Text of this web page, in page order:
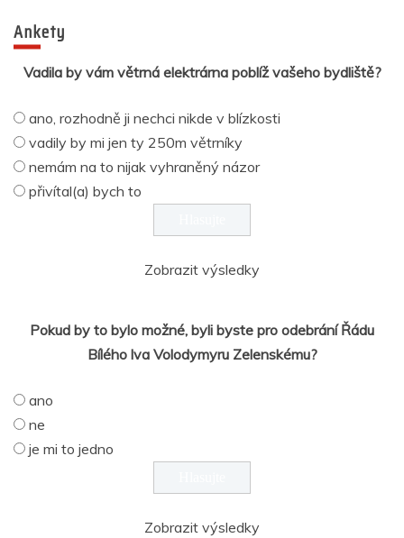
Ankety
Vadila by vám větrná elektrárna poblíž vašeho bydliště?
ano, rozhodně ji nechci nikde v blízkosti
vadily by mi jen ty 250m větrníky
nemám na to nijak vyhraněný názor
přivítal(a) bych to
Zobrazit výsledky
Pokud by to bylo možné, byli byste pro odebrání Řádu
Bílého lva Volodymyru Zelenskému?
ano
ne
je mi to jedno
Zobrazit výsledky